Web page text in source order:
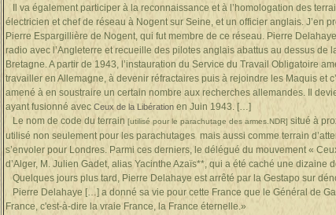
Il va également participer à la reconnaissance et à l’homologation des
électricien et chef de réseau à Nogent sur Seine, et un officier anglais. J’en
Pierre Espargillière de Nogent, qui fut membre de ce réseau. Pierre
radio avec l’Angleterre et recueille des pilotes anglais abattus au dessus de
Bretagne. A partir de 1943, l’instauration du Service du Travail Obligatoire
travailler en Allemagne, à devenir réfractaires puis à rejoindre les Maquis et
amené à en soustraire un certain nombre aux recherches allemandes. Il
ayant fusionné avec Ceux de la Libération en Juin 1943. […]
Le nom de code du terrain [utilisé pour le parachutage des armes.NDR] situé à
utilisé non seulement pour les parachutages mais aussi comme terrain
s’envoler pour Londres. Parmi ces derniers, le délégué du mouvement «
d’Alger, M. Julien Gadet, alias Yacinthe Azaïs**, qui a été caché une dizaine
Quelques jours plus tard, Pierre Delahaye est arrêté par la Gestapo sur
Pierre Delahaye […] a donné sa vie pour cette France que le Général de
France, c'est-à-dire la vraie France, la France éternelle.»